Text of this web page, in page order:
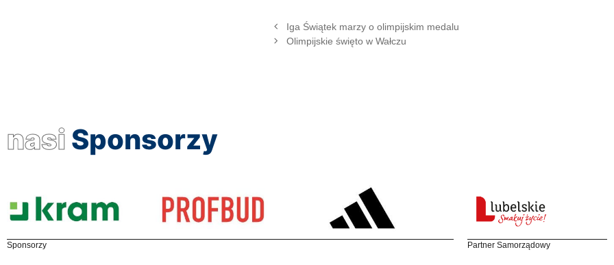
Iga Świątek marzy o olimpijskim medalu
Olimpijskie święto w Wałczu
nasi Sponsorzy
Sponsorzy Partner Samorządowy